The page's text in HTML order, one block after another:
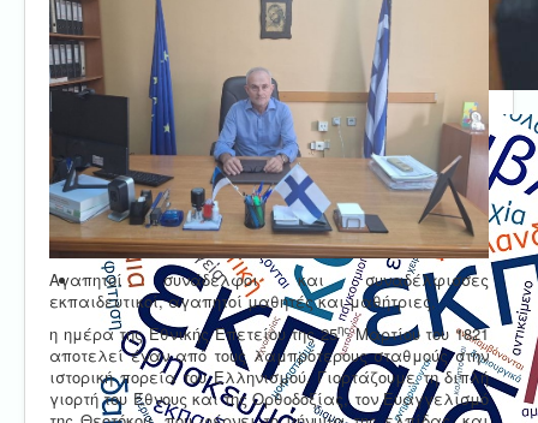
Αγαπητοί συνάδελφοι και συναδέλφισσες
εκπαιδευτικοί, αγαπητοί μαθητές και μαθήτριες,
η ημέρα της Εθνικής Επετείου της 25ηςΜαρτίου του 1821
αποτελεί έναν από τους λαμπρότερους σταθμούς στην
ιστορική πορεία του Ελληνισμού. Γιορτάζουμε τη διπλή
γιορτή του Έθνους και της Ορθοδοξίας, τον Ευαγγελισμό